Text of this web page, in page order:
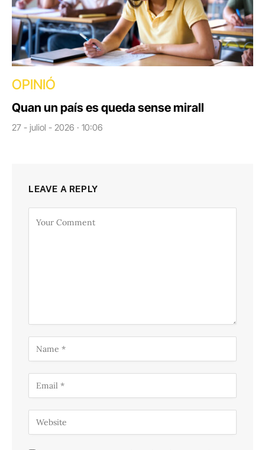
OPINIÓ
Quan un país es queda sense mirall
27 - juliol - 2026 · 10:06
LEAVE A REPLY